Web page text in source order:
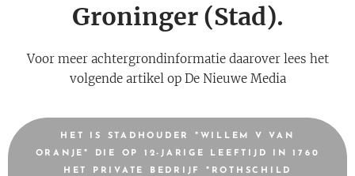
Groninger (Stad).
Voor meer achtergrondinformatie daarover lees het
volgende artikel op De Nieuwe Media
HET IS STADHOUDER "WILLEM V VAN
ORANJE" DIE OP 12-JARIGE LEEFTIJD IN 1760
HET PRIVATE BEDRIJF "ROTHSCHILD